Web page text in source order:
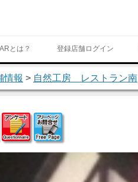
とは？ 登録店舗ログイン
情報 > 自然工房 レストラン南
ンベントアンケートフリーページ